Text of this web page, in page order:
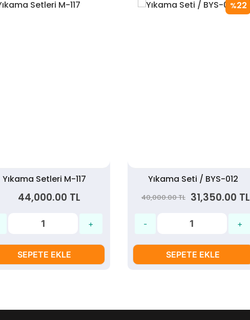
Yıkama Setleri M-117
44,000.00 TL
SEPETE EKLE
%22
Yıkama Seti / BYS-012
40,000.00 TL 31,350.00 TL
SEPETE EKLE